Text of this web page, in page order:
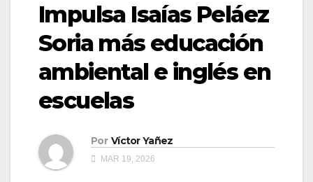
Impulsa Isaías Peláez
Soria más educación
ambiental e inglés en
escuelas
Por Víctor Yañez
MAR 19, 2026